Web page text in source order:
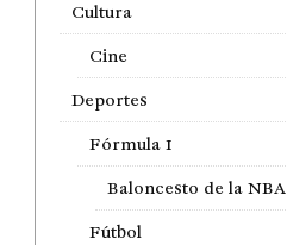
Cultura
Cine
Deportes
Fórmula 1
Baloncesto de la NBA
Fútbol